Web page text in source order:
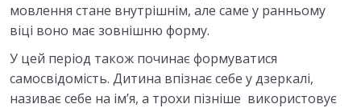
мовлення стане внутрішнім, але саме у ранньому
віці воно має зовнішню форму.
У цей період також починає формуватися
самосвідомість. Дитина впізнає себе у дзеркалі,
називає себе на ім’я, а трохи пізніше використовує